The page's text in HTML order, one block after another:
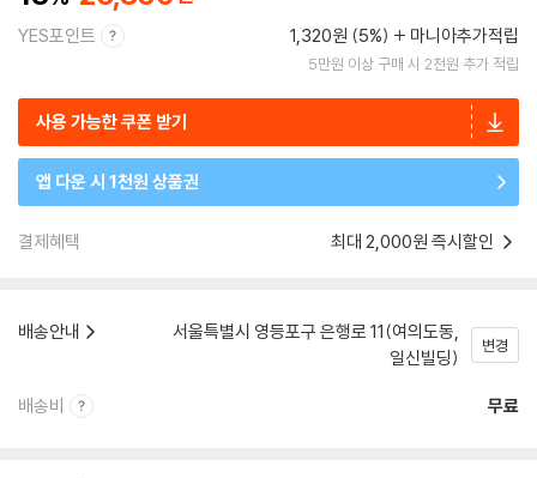
YES포인트 1,320원 (5%) 마니아추가적립
5만원 이상 구매 시 2천원 추가 적립
사용 가능한 쿠폰 받기
앱 다운 시 1천원 상품권
결제혜택 최대 2,000원 즉시할인
배송안내
서울특별시 영등포구 은행로 11(여의도동,
일신빌딩)
변경
배송비 무료